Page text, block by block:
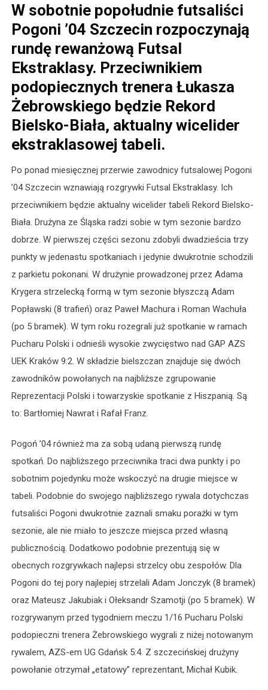
W sobotnie popołudnie futsaliści
Pogoni ’04 Szczecin rozpoczynają
rundę rewanżową Futsal
Ekstraklasy. Przeciwnikiem
podopiecznych trenera Łukasza
Żebrowskiego będzie Rekord
Bielsko-Biała, aktualny wicelider
ekstraklasowej tabeli.
Po ponad miesięcznej przerwie zawodnicy futsalowej Pogoni
’04 Szczecin wznawiają rozgrywki Futsal Ekstraklasy. Ich
przeciwnikiem będzie aktualny wicelider tabeli Rekord Bielsko-
Biała. Drużyna ze Śląska radzi sobie w tym sezonie bardzo
dobrze. W pierwszej części sezonu zdobyli dwadzieścia trzy
punkty w jedenastu spotkaniach i jedynie dwukrotnie schodzili
z parkietu pokonani. W drużynie prowadzonej przez Adama
Krygera strzelecką formą w tym sezonie błyszczą Adam
Popławski (8 trafień) oraz Paweł Machura i Roman Wachuła
(po 5 bramek). W tym roku rozegrali już spotkanie w ramach
Pucharu Polski i odnieśli wysokie zwycięstwo nad GAP AZS
UEK Kraków 9:2. W składzie bielszczan znajduje się dwóch
zawodników powołanych na najbliższe zgrupowanie
Reprezentacji Polski i towarzyskie spotkanie z Hiszpanią. Są
to: Bartłomiej Nawrat i Rafał Franz.
Pogoń ’04 również ma za sobą udaną pierwszą rundę
spotkań. Do najbliższego przeciwnika traci dwa punkty i po
sobotnim pojedynku może wskoczyć na drugie miejsce w
tabeli. Podobnie do swojego najbliższego rywala dotychczas
futsaliści Pogoni dwukrotnie zaznali smaku porażki w tym
sezonie, ale nie miało to jeszcze miejsca przed własną
publicznością. Dodatkowo podobnie prezentują się w
obecnych rozgrywkach najlepsi strzelcy obu zespołów. Dla
Pogoni do tej pory najlepiej strzelali Adam Jonczyk (8 bramek)
oraz Mateusz Jakubiak i Ołeksandr Szamotji (po 5 bramek). W
rozgrywanym przed tygodniem meczu 1/16 Pucharu Polski
podopieczni trenera Żebrowskiego wygrali z niżej notowanym
rywalem, AZS-em UG Gdańsk 5:4. Z szczecińskiej drużyny
powołanie otrzymał „etatowy” reprezentant, Michał Kubik.